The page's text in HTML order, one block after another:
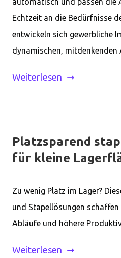
Echtzeit an die Bedürfnisse
entwickeln sich gewerbliche
dynamischen, mitdenkenden
Weiterlesen
Platzsparend
für kleine
Zu wenig Platz im Lager?
und Stapellösungen
Abläufe und höhere
Weiterlesen